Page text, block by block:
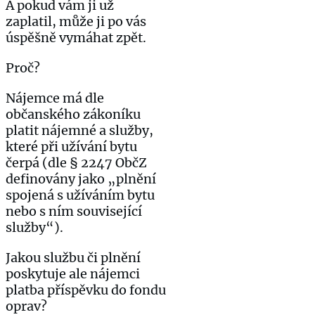
A pokud vám ji už
zaplatil, může ji po vás
úspěšně vymáhat zpět.
Proč?
Nájemce má dle
občanského zákoníku
platit nájemné a služby,
které při užívání bytu
čerpá (dle § 2247 ObčZ
definovány jako „plnění
spojená s užíváním bytu
nebo s ním související
služby“).
Jakou službu či plnění
poskytuje ale nájemci
platba příspěvku do fondu
oprav?